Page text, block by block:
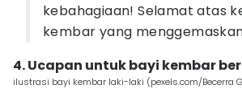
kebahagiaan! Selamat atas
kembar yang
4. Ucapan untuk bayi kembar
ilustrasi bayi kembar laki-laki (pexels.com/Becerra